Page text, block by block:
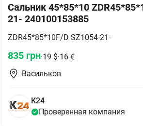
Сальник 45*85*10
21- 240100153885
ZDR45*85*10F/D SZ1054-21-
835 грн·19 $·16 €
Васильков
К24
Проверенная компания